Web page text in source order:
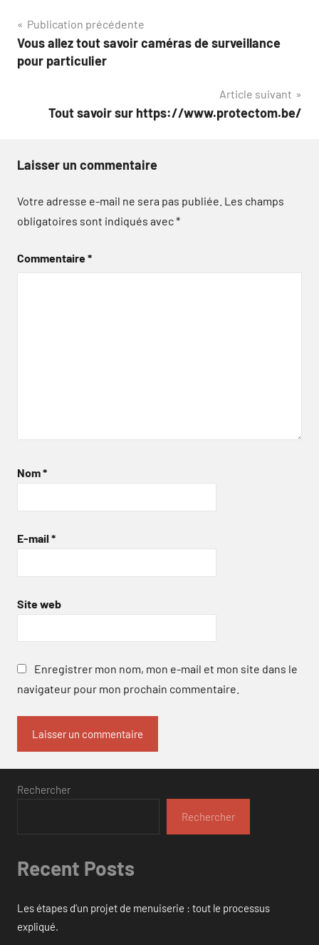
Navigation
de
Publication précédente
Vous allez tout savoir caméras de surveillance
pour particulier
Article suivant
Tout savoir sur https://www.protectom.be/
Laisser un commentaire
Votre adresse e-mail ne sera pas publiée. Les champs
obligatoires sont indiqués avec*
Commentaire*
Nom*
E-mail *
Site web
Enregistrer mon nom, mon e-mail et mon site dans le
navigateur pour mon prochain commentaire.
Rechercher
Rechercher
Recent Posts
Les étapes d’un projet de menuiserie : tout le processus
expliqué.